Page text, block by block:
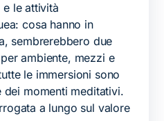
le attività
cosa hanno in
sembrerebbero due
ambiente, mezzi e
le immersioni sono
momenti meditativi.
a lungo sul valore